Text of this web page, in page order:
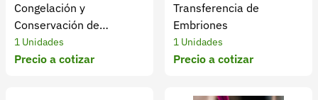
Congelación y
Conservación de
embriones
1 Unidades
Precio a cotizar
Transferencia de
Embriones
1 Unidades
Precio a cotizar
Versión 5.45.0